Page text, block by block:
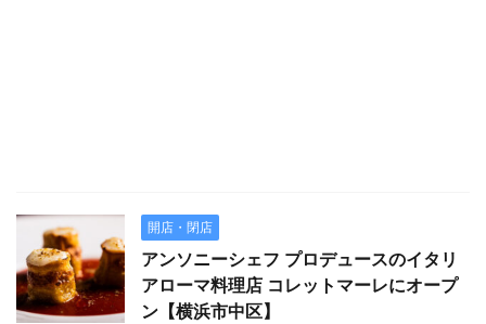
開店・閉店
アンソニーシェフ プロデュースのイタリ
アローマ料理店 コレットマーレにオープ
ン【横浜市中区】